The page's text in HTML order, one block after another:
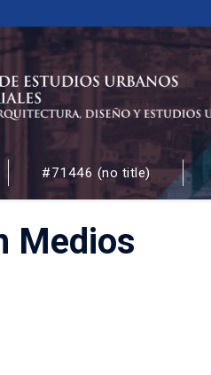
URBANOS
DISEÑO Y ESTUDIOS URBANOS
#71446 (no title)
Medios